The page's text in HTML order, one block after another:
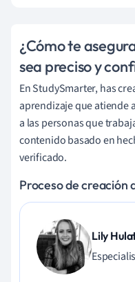
¿Cómo te
sea preciso y
En StudySmarter, has
aprendizaje que atiende
a las personas que
contenido basado en
verificado.
Proceso de creación
Lily